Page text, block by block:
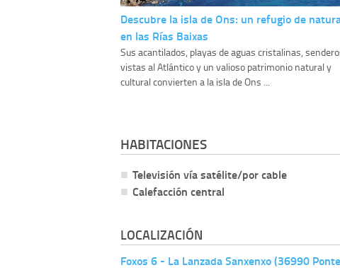
Descubre la isla de Ons: un refugio de
en las Rías Baixas
Sus acantilados, playas de aguas cristalinas,
vistas al Atlántico y un valioso patrimonio natural y
cultural convierten a la isla de Ons ...
HABITACIONES
Televisión vía satélite/por cable
Calefacción central
LOCALIZACIÓN
Foxos 6 - La Lanzada Sanxenxo (36990